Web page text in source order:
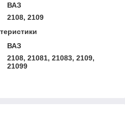
ВАЗ
2108, 2109
ВАЗ
2108, 21081, 21083, 2109,
21099